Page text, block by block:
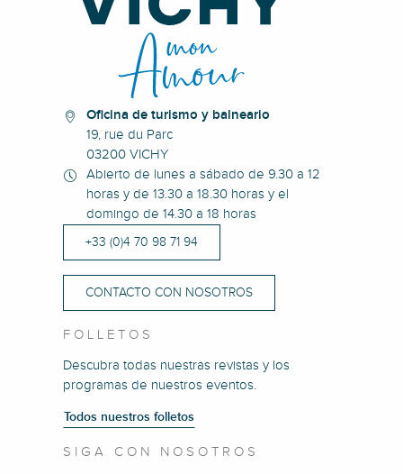
Oficina de turismo y balneario
19, rue du Parc
03200 VICHY
Abierto de lunes a sábado de 9.30 a 12
horas y de 13.30 a 18.30 horas y el
domingo de 14.30 a 18 horas
+33 (0)4 70 98 71 94
CONTACTO CON NOSOTROS
FOLLETOS
Descubra todas nuestras revistas y los
programas de nuestros eventos.
Todos nuestros folletos
SIGA CON NOSOTROS